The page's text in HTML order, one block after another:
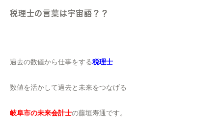
税理士の言葉は宇宙語？？
過去の数値から仕事をする税理士
数値を活かして過去と未来をつなげる
岐阜市の未来会計士の藤垣寿通です。